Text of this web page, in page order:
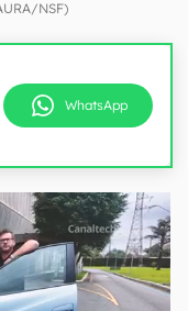
NSF)
WhatsApp